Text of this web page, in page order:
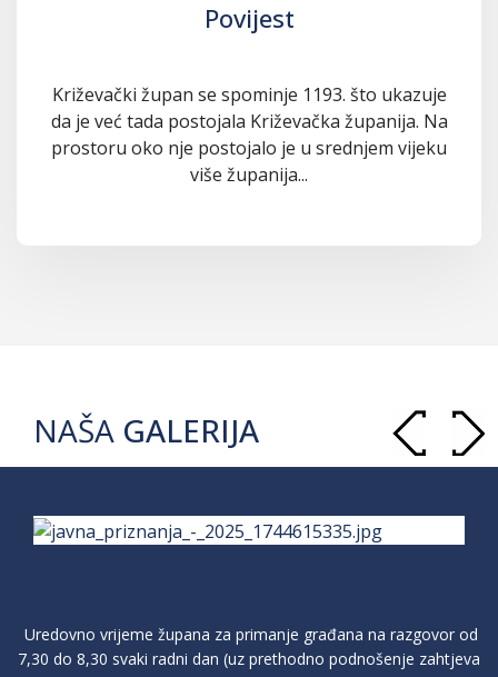
Povijest
Križevački župan se spominje 1193. što ukazuje
da je već tada postojala Križevačka županija. Na
prostoru oko nje postojalo je u srednjem vijeku
više županija...
NAŠA GALERIJA
Uredovno vrijeme župana za primanje građana na razgovor od
7,30 do 8,30 svaki radni dan (uz prethodno podnošenje zahtjeva